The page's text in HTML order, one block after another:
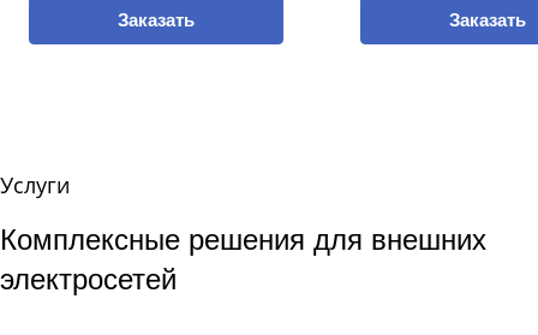
Заказать Заказать
Услуги
Комплексные решения для внешних
электросетей